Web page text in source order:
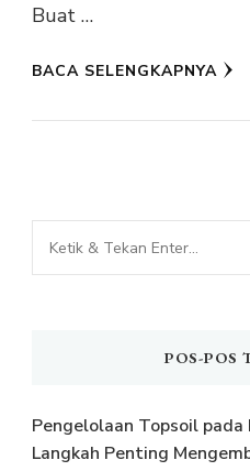
Buat …
BACA SELENGKAPNYA
Mencari
Sesuatu?
POS-POS
Pengelolaan Topsoil
Langkah Penting